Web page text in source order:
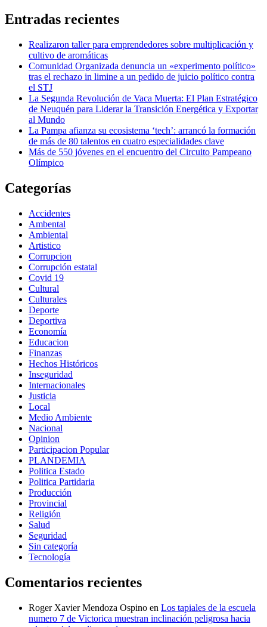
Entradas recientes
Realizaron taller para emprendedores sobre multiplicación y
cultivo de aromáticas
Comunidad Organizada denuncia un «experimento político»
tras el rechazo in limine a un pedido de juicio político contra
el STJ
La Segunda Revolución de Vaca Muerta: El Plan Estratégico
de Neuquén para Liderar la Transición Energética y Exportar
al Mundo
La Pampa afianza su ecosistema ‘tech’: arrancó la formación
de más de 80 talentos en cuatro especialidades clave
Más de 550 jóvenes en el encuentro del Circuito Pampeano
Olímpico
Categorías
Accidentes
Ambental
Ambiental
Artistico
Corrupcion
Corrupción estatal
Covid 19
Cultural
Culturales
Deporte
Deportiva
Economía
Educacion
Finanzas
Hechos Históricos
Inseguridad
Internacionales
Justicia
Local
Medio Ambiente
Nacional
Opinion
Participacion Popular
PLANDEMIA
Politica Estado
Politica Partidaria
Producción
Provincial
Religión
Salud
Seguridad
Sin categoría
Tecnología
Comentarios recientes
Roger Xavier Mendoza Ospino en Los tapiales de la escuela
numero 7 de Victorica muestran inclinación peligrosa hacia